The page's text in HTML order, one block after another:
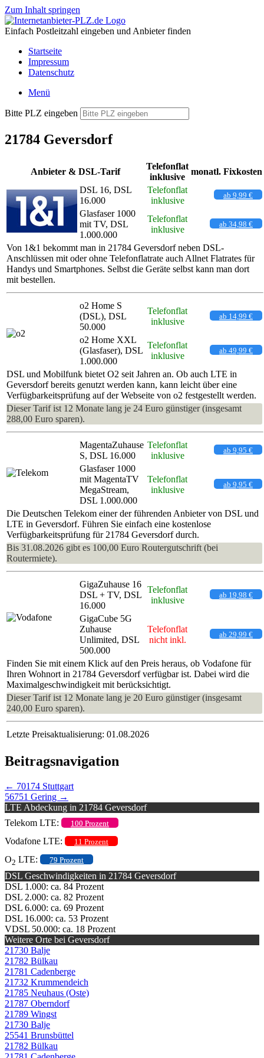
Zum Inhalt springen
Einfach Postleitzahl eingeben und Anbieter finden
Startseite
Impressum
Datenschutz
Menü
Bitte PLZ eingeben
21784 Geversdorf
Anbieter & DSL-Tarif
Telefonflat
inklusive
monatl. Fixkosten
DSL 16, DSL
16.000
Telefonflat
inklusive
ab 9,99 €
Glasfaser 1000
mit TV, DSL
1.000.000
Telefonflat
inklusive
ab 34,98 €
Von 1&1 bekommt man in 21784 Geversdorf neben DSL-
Anschlüssen mit oder ohne Telefonflatrate auch Allnet Flatrates für
Handys und Smartphones. Selbst die Geräte selbst kann man dort
mit bestellen.
o2 Home S
(DSL), DSL
50.000
Telefonflat
inklusive
ab 14,99 €
o2 Home XXL
(Glasfaser), DSL
1.000.000
Telefonflat
inklusive
ab 49,99 €
DSL und Mobilfunk bietet O2 seit Jahren an. Ob auch LTE in
Geversdorf bereits genutzt werden kann, kann leicht über eine
Verfügbarkeitsprüfung auf der Webseite von o2 festgestellt werden.
Dieser Tarif ist 12 Monate lang je 24 Euro günstiger (insgesamt
288,00 Euro sparen).
MagentaZuhause
S, DSL 16.000
Telefonflat
inklusive
ab 9,95 €
Glasfaser 1000
mit MagentaTV
MegaStream,
DSL 1.000.000
Telefonflat
inklusive
ab 9,95 €
Die Deutschen Telekom einer der führenden Anbieter von DSL und
LTE in Geversdorf. Führen Sie einfach eine kostenlose
Verfügbarkeitsprüfung für 21784 Geversdorf durch.
Bis 31.08.2026 gibt es 100,00 Euro Routergutschrift (bei
Routermiete).
GigaZuhause 16
DSL + TV, DSL
16.000
Telefonflat
inklusive
ab 19,98 €
GigaCube 5G
Zuhause
Unlimited, DSL
500.000
Telefonflat
nicht inkl.
ab 29,99 €
Finden Sie mit einem Klick auf den Preis heraus, ob Vodafone für
Ihren Wohnort in 21784 Geversdorf verfügbar ist. Dabei wird die
Maximalgeschwindigkeit mit berücksichtigt.
Dieser Tarif ist 12 Monate lang je 20 Euro günstiger (insgesamt
240,00 Euro sparen).
Letzte Preisaktualisierung: 01.08.2026
Beitragsnavigation
← 70174 Stuttgart
56751 Gering →
LTE Abdeckung in 21784 Geversdorf
Telekom LTE:
100 Prozent
Vodafone LTE: 11 Prozent
O2 LTE: 79 Prozent
DSL Geschwindigkeiten in 21784 Geversdorf
DSL 1.000: ca. 84 Prozent
DSL 2.000: ca. 82 Prozent
DSL 6.000: ca. 69 Prozent
DSL 16.000: ca. 53 Prozent
VDSL 50.000: ca. 18 Prozent
Weitere Orte bei Geversdorf
21730 Balje
21782 Bülkau
21781 Cadenberge
21732 Krummendeich
21785 Neuhaus (Oste)
21787 Oberndorf
21789 Wingst
21730 Balje
25541 Brunsbüttel
21782 Bülkau